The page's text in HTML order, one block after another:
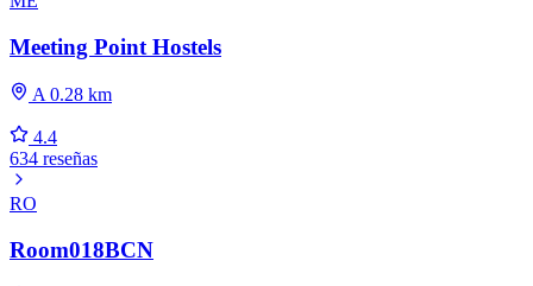
Meeting Point Hostels
A 0.28 km
4.4
634 reseñas
RO
Room018BCN